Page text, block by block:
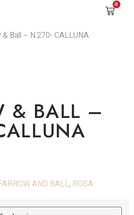
0
Ball – N.270- CALLUNA
& BALL –
AND BALL, ROSA